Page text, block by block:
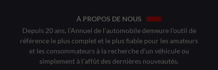
À PROPOS DE NOUS
Depuis 20 ans, l’Annuel de l’automobile demeure l’outil de
référence le plus complet et le plus fiable pour les amateurs
et les consommateurs à la recherche d’un véhicule ou
simplement à l’affût des dernières nouveautés.